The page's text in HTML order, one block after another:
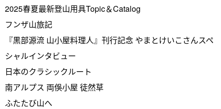
2025春夏最新登山用具Topic＆Catalog
フンザ山旅記
『黒部源流 山小屋料理人』刊行記念 やまとけいこさんスペ
シャルインタビュー
日本のクラシックルート
南アルプス 両俁小屋 徒然草
ふたたび山へ